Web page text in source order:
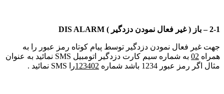
2-1
–باز ( غیر فعال نمودن دزدگیر ) DIS ALARM
جهت غیر فعال نمودن دزدگیر توسط پیام کوتاه رمز عبور را به
همراه 02
به شماره سیم کارت دزدگیر اتومبیل SMS نمائید به عنوان
مثال اگر رمز عبور 1234 باشد شماره
123402را SMS نمائید .